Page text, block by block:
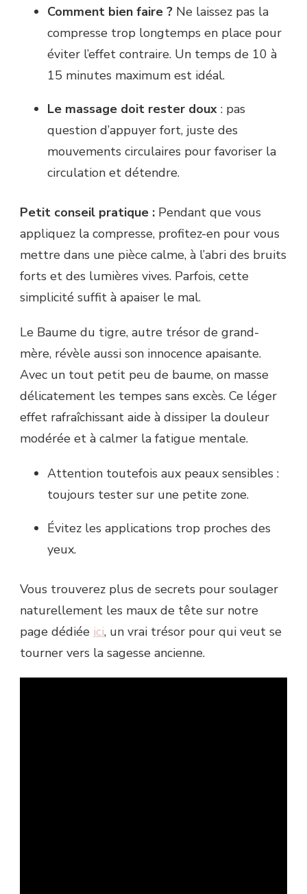
Comment bien faire ? Ne laissez pas la
compresse trop longtemps en place pour
éviter l’effet contraire. Un temps de 10 à
15 minutes maximum est idéal.
Le massage doit rester doux : pas
question d’appuyer fort, juste des
mouvements circulaires pour favoriser la
circulation et détendre.
Petit conseil pratique : Pendant que vous
appliquez la compresse, profitez-en pour vous
mettre dans une pièce calme, à l’abri des bruits
forts et des lumières vives. Parfois, cette
simplicité suffit à apaiser le mal.
Le Baume du tigre, autre trésor de grand-
mère, révèle aussi son innocence apaisante.
Avec un tout petit peu de baume, on masse
délicatement les tempes sans excès. Ce léger
effet rafraîchissant aide à dissiper la douleur
modérée et à calmer la fatigue mentale.
Attention toutefois aux peaux sensibles :
toujours tester sur une petite zone.
Évitez les applications trop proches des
yeux.
Vous trouverez plus de secrets pour soulager
naturellement les maux de tête sur notre
page dédiée ici, un vrai trésor pour qui veut se
tourner vers la sagesse ancienne.